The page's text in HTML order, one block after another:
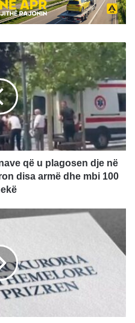
që u plagosen dje në
disa armë dhe mbi 100